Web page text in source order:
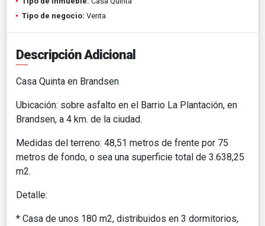
Tipo de negocio: Venta
Descripción Adicional
Casa Quinta en Brandsen
Ubicación: sobre asfalto en el Barrio La Plantación, en
Brandsen, a 4 km. de la ciudad.
Medidas del terreno: 48,51 metros de frente por 75
metros de fondo, o sea una superficie total de 3.638,25
m2.
Detalle:
* Casa de unos 180 m2, distribuidos en 3 dormitorios,